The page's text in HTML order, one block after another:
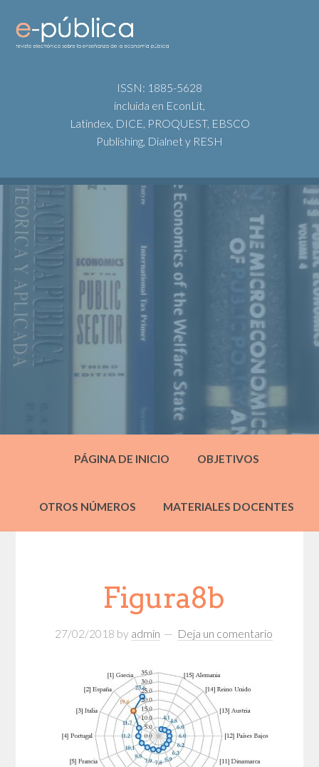
ISSN: 1885-5628
incluida en EconLit,
Latindex, DICE, PROQUEST, EBSCO
Publishing, Dialnet y RESH
PÁGINA DE INICIO OBJETIVOS
OTROS NÚMEROS MATERIALES DOCENTES
Figura8b
27/02/2018 by admin Deja un comentario